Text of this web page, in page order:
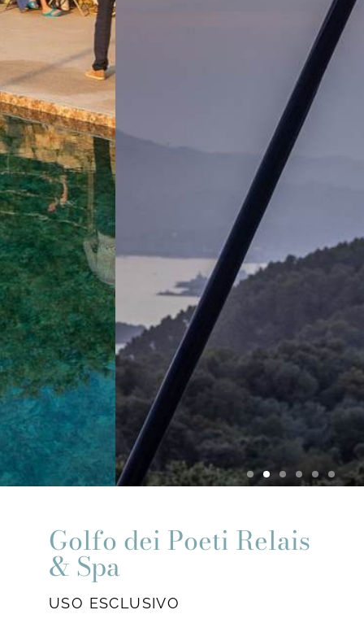
Golfo dei Poeti Relais
& Spa
USO ESCLUSIVO